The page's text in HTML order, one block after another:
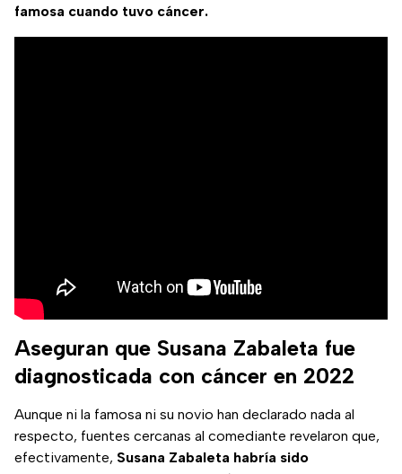
famosa cuando tuvo cáncer.
Aseguran que Susana Zabaleta fue
diagnosticada con cáncer en 2022
Aunque ni la famosa ni su novio han declarado nada al
respecto, fuentes cercanas al comediante revelaron que,
efectivamente, Susana Zabaleta habría sido